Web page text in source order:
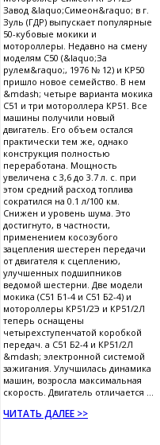
Завод &laquo;Симеон&raquo; в г.
Зуль (ГДР) выпускает популярные
50-кубовые мокики и
мотороллеры. Недавно на смену
моделям С50 (&laquo;За
рулем&raquo;, 1976 № 12) и КР50
пришло новое семейство. В нем
&mdash; четыре варианта мокика
С51 и три мотороллера КР51. Все
машины получили новый
двигатель. Его объем остался
практически тем же, однако
конструкция полностью
переработана. Мощность
увеличена с 3,6 до 3.7 л. с. при
этом средний расход топлива
сократился на 0.1 л/100 км.
Снижен и уровень шума. Это
достигнуто, в частности,
применением косозубого
зацепления шестерен передачи
от двигателя к сцеплению,
улучшенных подшипников
ведомой шестерни. Две модели
мокика (С51 Б1-4 и С51 Б2-4) и
мотороллеры КР51/2Э и КР51/2Л
теперь оснащены
четырехступенчатой коробкой
передач. а С51 Б2-4 и КР51/2Л
&mdash; электронной системой
зажигания. Улучшилась динамика
машин, возросла максимальная
скорость. Двигатель отличается ...
ЧИТАТЬ ДАЛЕЕ >>